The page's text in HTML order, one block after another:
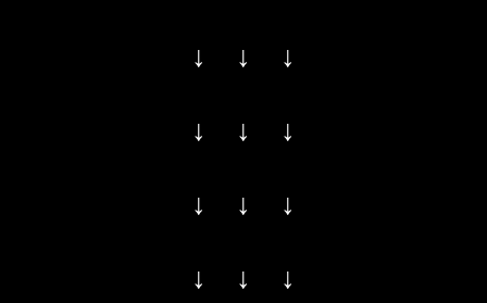
↓ ↓ ↓
↓ ↓ ↓
↓ ↓ ↓
↓ ↓ ↓